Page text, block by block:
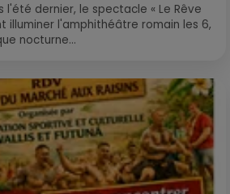
l'été dernier, le spectacle « Le Rêve
illuminer l'amphithéâtre romain les 6,
nocturne...